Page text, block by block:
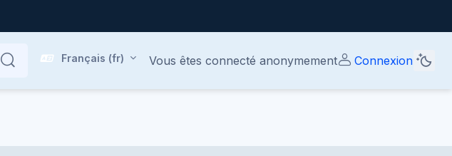
Rechercher
Rechercher
Français ‎(fr)‎ Vous êtes connecté anonymement Connexion